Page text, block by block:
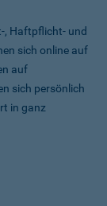
, Haftpflicht- und
sich online auf
auf
sich persönlich
in ganz